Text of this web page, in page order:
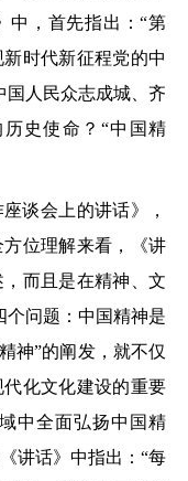
中，首先指出：“第
时代新征程党的中
国人民众志成城、齐
史使命？“中国精
谈会上的讲话》，
位理解来看，《讲
而且是在精神、文
个问题：中国精神是
神”的阐发，就不仅
化文化建设的重要
中全面弘扬中国精
讲话》中指出：“每